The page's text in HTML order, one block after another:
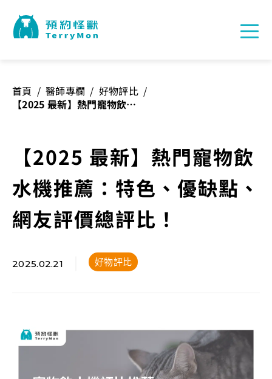
首頁 / 醫師專欄 / 好物評比 /
【2025 最新】熱門寵物飲水
【2025 最新】熱門寵物飲
水機推薦：特色、優缺點、
網友評價總評比！
2025.02.21 好物評比